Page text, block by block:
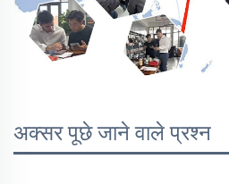
अक्सर पूछे जाने वाले प्रश्न